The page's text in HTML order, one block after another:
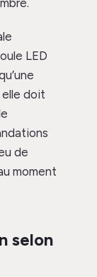
LED
elle doit
de
moment
selon